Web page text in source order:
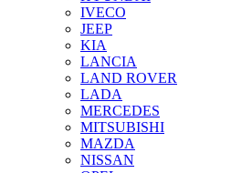
IVECO
JEEP
KIA
LANCIA
LAND ROVER
LADA
MERCEDES
MITSUBISHI
MAZDA
NISSAN